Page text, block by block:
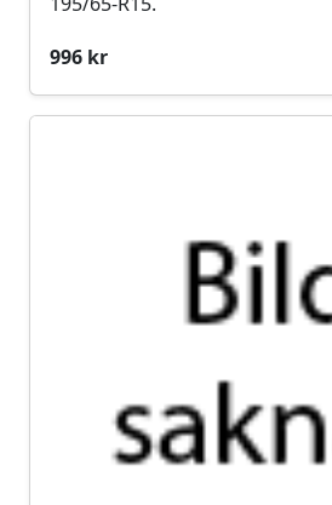
996 kr